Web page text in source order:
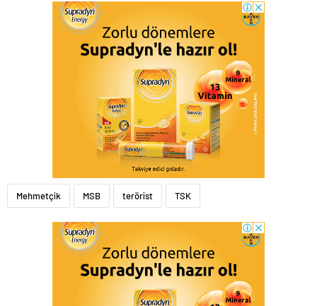
Mehmetçik MSB terörist TSK